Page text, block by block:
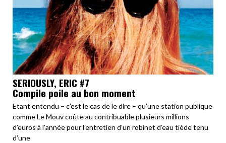
SERIOUSLY, ERIC #7
Compile poile au bon moment
Etant entendu – c’est le cas de le dire – qu’une station publique
comme Le Mouv coûte au contribuable plusieurs millions
d’euros à l’année pour l’entretien d’un robinet d’eau tiède tenu
d’une